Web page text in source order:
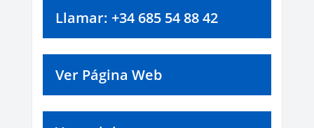
Llamar: +34 685 54 88 42
Ver Página Web